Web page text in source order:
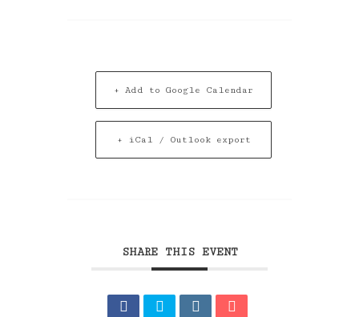
+ Add to Google Calendar
+ iCal / Outlook export
SHARE THIS EVENT